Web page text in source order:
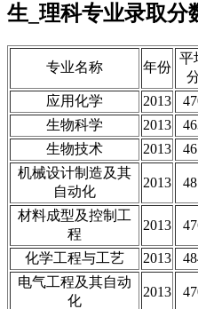
生_理科专业录取分
专业名称 年份
平
应用化学
2013
生物科学
2013
生物技术
2013
机械设计制造及其
自动化
2013
材料成型及控制工
程
2013
化学工程与工艺 2013
电气工程及其自动
化
2013